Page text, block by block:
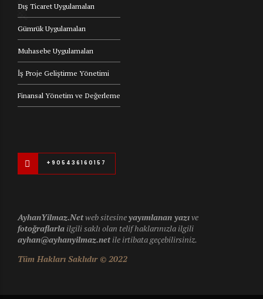
Dış Ticaret Uygulamaları
Gümrük Uygulamaları
Muhasebe Uygulamaları
İş Proje Geliştirme Yönetimi
Finansal Yönetim ve Değerleme
+905436160157
AyhanYilmaz.Netweb sitesineyayımlanan yazıve
fotoğraflarla ilgili saklı olan telif haklarınızla ilgili
ayhan@ayhanyilmaz.netile irtibata geçebilirsiniz.
Tüm Hakları Saklıdır © 2022